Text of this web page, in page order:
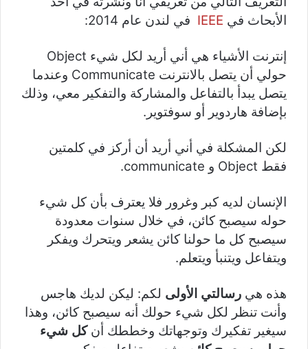
الأبحاث في IEEE في لندن عام 2014:
إنترنت الأشياء هي أني أريد لكل شيء Object
حولي أن يتصل بالانترنت Communicate وعندما
يتصل يبدأ بالتفاعل والمشاركة والتفكير معي، وذلك
بإضافة هاردوير أو سوفتوير.
لكن المشكلة في أني أريد أن أركز في كلمتين
فقط Object و communicate.
الإنسان لديه كبر وغرور فلا يعترف بأن كل شيء
حوله سيصبح كائن، في خلال سنوات معدودة
سيصبح كل ما حولنا كائن يشعر ويتحرك ويفكر
ويتفاعل ويتنبأ ويتعلم.
هذه هي رسالتي الأولى لكم: ليكن لديك هاجس
وأنت تنظر لكل شيء حولك أنه سيصبح كائن، وهذا
سيغير تفكيرك وتوجهاتك وخططك أنكل شيء